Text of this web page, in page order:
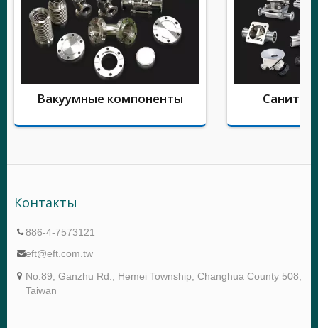
Вакуумные компоненты
Контакты
886-4-7573121
eft@eft.com.tw
No.89, Ganzhu Rd., Hemei Township, Changhua County 508,
Taiwan